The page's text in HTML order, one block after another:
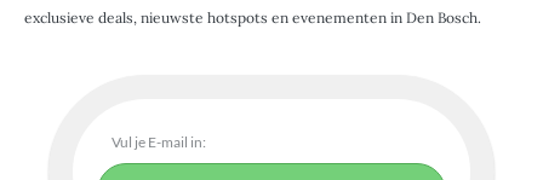
exclusieve deals, nieuwste hotspots en evenementen in Den Bosch.